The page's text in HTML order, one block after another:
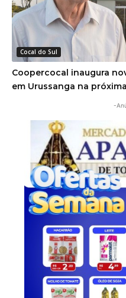
Cocal do Sul
Coopercocal inaugura
em Urussanga na
-